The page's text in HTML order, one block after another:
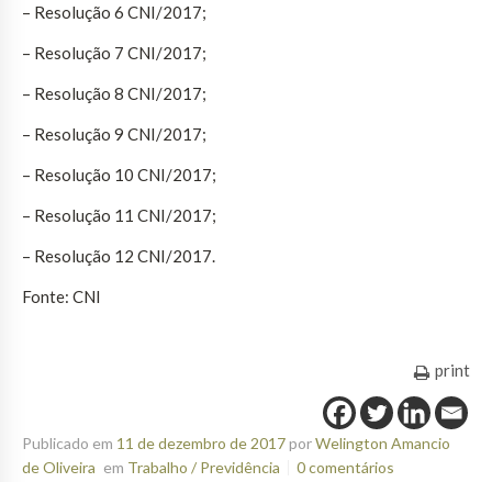
– Resolução 6 CNI/2017;
– Resolução 7 CNI/2017;
– Resolução 8 CNI/2017;
– Resolução 9 CNI/2017;
– Resolução 10 CNI/2017;
– Resolução 11 CNI/2017;
– Resolução 12 CNI/2017.
Fonte: CNI
print
Publicado em 11 de dezembro de 2017porWelington Amancio
de Oliveira em Trabalho / Previdência 0 comentários